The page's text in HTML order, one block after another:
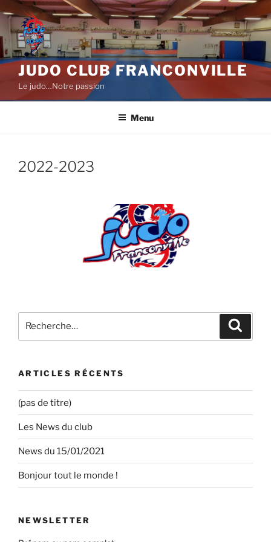
Aller
au
contenu
principal
JUDO CLUB FRANCONVILLE
Le judo…Notre passion
Menu
2022-2023
pour
ARTICLES RÉCENTS
(pas de titre)
Les News du club
News du 15/01/2021
Bonjour tout le monde !
NEWSLETTER